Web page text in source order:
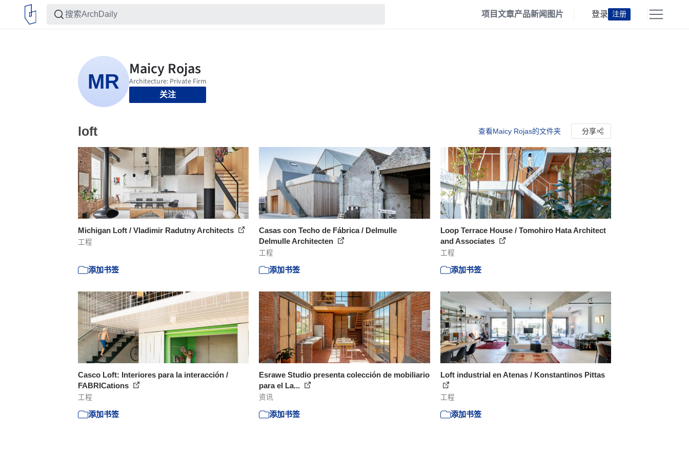
项目文章产品新闻 图片 登录 注册
关注
loft 查看Maicy Rojas的文件夹 分享
Michigan Loft / Vladimir Radutny Architects
工程
添加书签
Casas con Techo de Fábrica / Delmulle
Delmulle Architecten
工程
添加书签
Loop Terrace House / Tomohiro Hata Architect
and Associates
工程
添加书签
Casco Loft: Interiores para la interacción /
FABRICations
工程
添加书签
Esrawe Studio presenta colección de mobiliario
para el La...
资讯
添加书签
Loft industrial en Atenas / Konstantinos Pittas
工程
添加书签